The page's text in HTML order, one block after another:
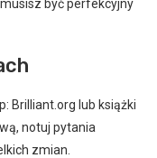
być perfekcyjny
Brilliant.org lub książki
notuj pytania
zmian.